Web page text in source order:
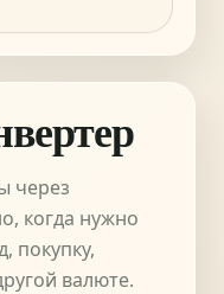
через
когда нужно
покупку,
валюте.